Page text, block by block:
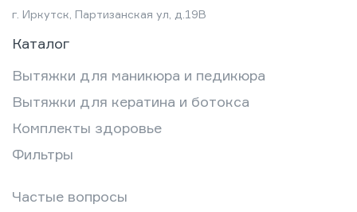
г. Иркутск, Партизанская ул, д.19В
Каталог
Вытяжки для маникюра и педикюра
Вытяжки для кератина и ботокса
Комплекты здоровье
Фильтры
Частые вопросы